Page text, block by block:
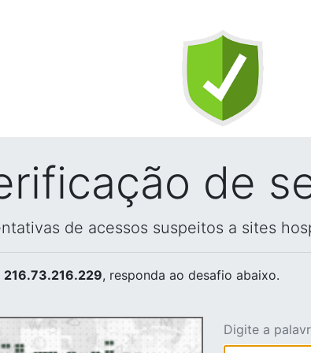
de
de acessos suspeitos a sites
216.73.216.229, responda ao desafio abaixo.
Digite a